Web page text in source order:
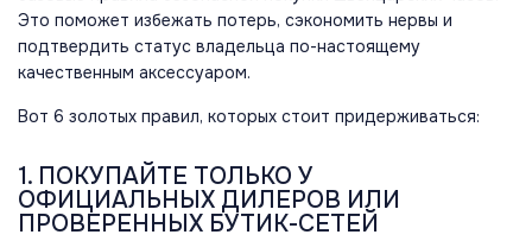
Это поможет избежать потерь, сэкономить нервы и
подтвердить статус владельца по-настоящему
качественным аксессуаром.
Вот 6 золотых правил, которых стоит придерживаться:
1. ПОКУПАЙТЕ ТОЛЬКО У
ОФИЦИАЛЬНЫХ ДИЛЕРОВ ИЛИ
ПРОВЕРЕННЫХ БУТИК-СЕТЕЙ